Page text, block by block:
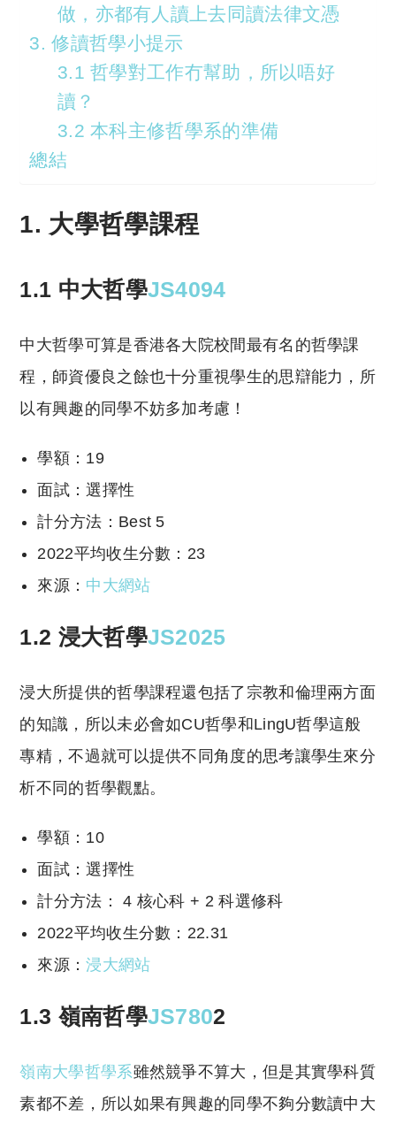
做，亦都有人讀上去同讀法律文憑
3. 修讀哲學小提示
3.1 哲學對工作冇幫助，所以唔好
讀？
3.2 本科主修哲學系的準備
總結
1. 大學哲學課程
1.1 中大哲學JS4094
中大哲學可算是香港各大院校間最有名的哲學課
程，師資優良之餘也十分重視學生的思辯能力，所
以有興趣的同學不妨多加考慮！
學額：19
面試：選擇性
計分方法：Best 5
2022平均收生分數：23
來源： 中大網站
1.2 浸大哲學JS2025
浸大所提供的哲學課程還包括了宗教和倫理兩方面
的知識，所以未必會如CU哲學和LingU哲學這般
專精，不過就可以提供不同角度的思考讓學生來分
析不同的哲學觀點。
學額：10
面試：選擇性
計分方法： 4 核心科 + 2 科選修科
2022平均收生分數：22.31
來源：浸大網站
1.3 嶺南哲學JS7802
嶺南大學哲學系雖然競爭不算大，但是其實學科質
素都不差，所以如果有興趣的同學不夠分數讀中大